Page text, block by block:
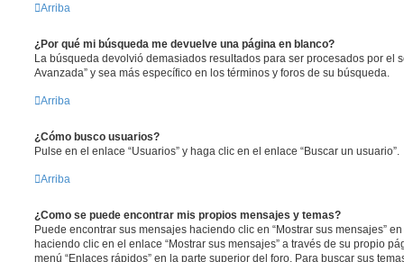
Arriba
¿Por qué mi búsqueda me devuelve una página en blanco?
La búsqueda devolvió demasiados resultados para ser procesados por el
Avanzada” y sea más específico en los términos y foros de su búsqueda.
Arriba
¿Cómo busco usuarios?
Pulse en el enlace “Usuarios” y haga clic en el enlace “Buscar un usuario”.
Arriba
¿Como se puede encontrar mis propios mensajes y temas?
Puede encontrar sus mensajes haciendo clic en “Mostrar sus mensajes”
haciendo clic en el enlace “Mostrar sus mensajes” a través de su propio
menú “Enlaces rápidos” en la parte superior del foro. Para buscar sus